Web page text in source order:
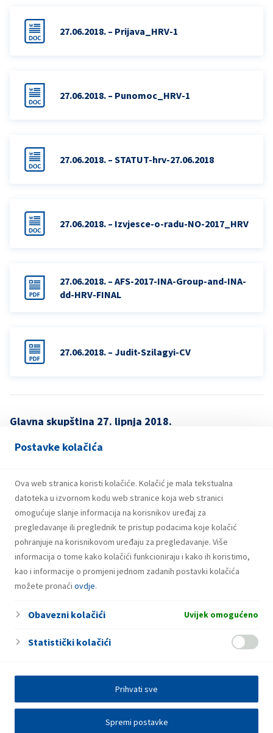
Postavke kolačića
Ova web stranica koristi kolačiće. Kolačić je mala tekstualna
datoteka u izvornom kodu web stranice koja web stranici
omogućuje slanje informacija na korisnikov uređaj za
pregledavanje ili preglednik te pristup podacima koje kolačić
pohranjuje na korisnikovom uređaju za pregledavanje. Više
informacija o tome kako kolačići funkcioniraju i kako ih koristimo,
kao i informacije o promjeni jednom zadanih postavki kolačića
možete pronaći ovdje.
Obavezni kolačići Uvijek omogućeno
Statistički kolačići
Spremi postavke
Prihvati sve
27.06.2018. – Prijava_HRV-1
27.06.2018. – Punomoc_HRV-1
27.06.2018. – STATUT-hrv-27.06.2018
27.06.2018. – Izvjesce-o-radu-NO-2017_HRV
27.06.2018. – AFS-2017-INA-Group-and-INA-
dd-HRV-FINAL
27.06.2018. – Judit-Szilagyi-CV
Glavna skupština 27. lipnja 2018.
Poziv
27.06.2018. – GA-Convocation_HRV-final